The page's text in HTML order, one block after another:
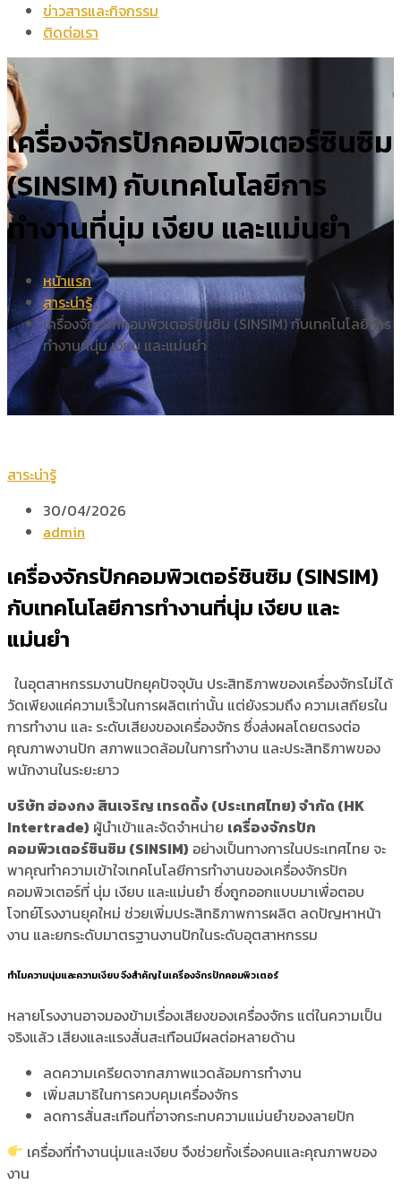
ข่าวสารและกิจกรรม
ติดต่อเรา
เครื่องจักรปักคอมพิวเตอร์ซินซิม
(SINSIM) กับเทคโนโลยีการ
ทำงานที่นุ่ม เงียบ และแม่นยำ
หน้าแรก
สาระน่ารู้
เครื่องจักรปักคอมพิวเตอร์ซินซิม (SINSIM) กับเทคโนโลยีการ
ทำงานที่นุ่ม เงียบ และแม่นยำ
สาระน่ารู้
30/04/2026
admin
เครื่องจักรปักคอมพิวเตอร์ซินซิม (SINSIM)
กับเทคโนโลยีการทำงานที่นุ่ม เงียบ และ
แม่นยำ
ในอุตสาหกรรมงานปักยุคปัจจุบัน ประสิทธิภาพของเครื่องจักรไม่ได้
วัดเพียงแค่ความเร็วในการผลิตเท่านั้น แต่ยังรวมถึง ความเสถียรใน
การทำงาน และ ระดับเสียงของเครื่องจักร ซึ่งส่งผลโดยตรงต่อ
คุณภาพงานปัก สภาพแวดล้อมในการทำงาน และประสิทธิภาพของ
พนักงานในระยะยาว
บริษัท ฮ่องกง สินเจริญ เทรดดิ้ง (ประเทศไทย) จำกัด (HK
Intertrade) ผู้นำเข้าและจัดจำหน่าย เครื่องจักรปัก
คอมพิวเตอร์ซินซิม (SINSIM) อย่างเป็นทางการในประเทศไทย จะ
พาคุณทำความเข้าใจเทคโนโลยีการทำงานของเครื่องจักรปัก
คอมพิวเตอร์ที่ นุ่ม เงียบ และแม่นยำ ซึ่งถูกออกแบบมาเพื่อตอบ
โจทย์โรงงานยุคใหม่ ช่วยเพิ่มประสิทธิภาพการผลิต ลดปัญหาหน้า
งาน และยกระดับมาตรฐานงานปักในระดับอุตสาหกรรม
ทำไมความนุ่มและความเงียบ จึงสำคัญในเครื่องจักรปักคอมพิวเตอร์
หลายโรงงานอาจมองข้ามเรื่องเสียงของเครื่องจักร แต่ในความเป็น
จริงแล้ว เสียงและแรงสั่นสะเทือนมีผลต่อหลายด้าน
ลดความเครียดจากสภาพแวดล้อมการทำงาน
เพิ่มสมาธิในการควบคุมเครื่องจักร
ลดการสั่นสะเทือนที่อาจกระทบความแม่นยำของลายปัก
เครื่องที่ทำงานนุ่มและเงียบ จึงช่วยทั้งเรื่องคนและคุณภาพของ
งาน